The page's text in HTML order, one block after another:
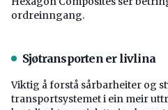
ordreinngang.
Sjøtransporten er livlina
Viktig å forstå ­sårbarheiter og
transport­systemet i ein meir